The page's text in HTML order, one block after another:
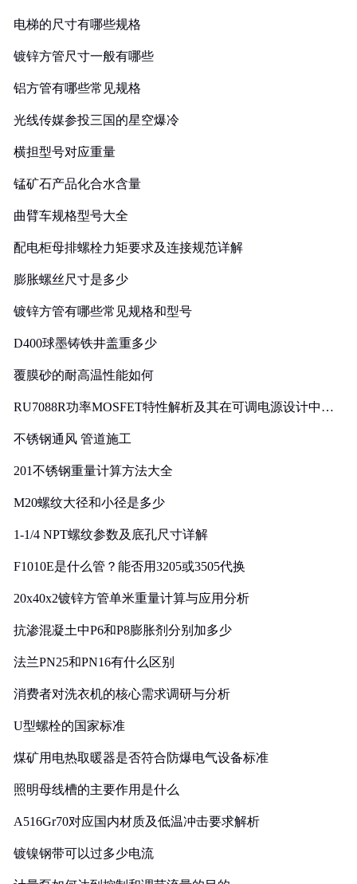
电梯的尺寸有哪些规格
镀锌方管尺寸一般有哪些
铝方管有哪些常见规格
光线传媒参投三国的星空爆冷
横担型号对应重量
锰矿石产品化合水含量
曲臂车规格型号大全
配电柜母排螺栓力矩要求及连接规范详解
膨胀螺丝尺寸是多少
镀锌方管有哪些常见规格和型号
D400球墨铸铁井盖重多少
覆膜砂的耐高温性能如何
RU7088R功率MOSFET特性解析及其在可调电源设计中的
不锈钢通风 管道施工
201不锈钢重量计算方法大全
M20螺纹大径和小径是多少
1-1/4 NPT螺纹参数及底孔尺寸详解
F1010E是什么管？能否用3205或3505代换
20x40x2镀锌方管单米重量计算与应用分析
抗渗混凝土中P6和P8膨胀剂分别加多少
法兰PN25和PN16有什么区别
消费者对洗衣机的核心需求调研与分析
U型螺栓的国家标准
煤矿用电热取暖器是否符合防爆电气设备标准
照明母线槽的主要作用是什么
A516Gr70对应国内材质及低温冲击要求解析
镀镍钢带可以过多少电流